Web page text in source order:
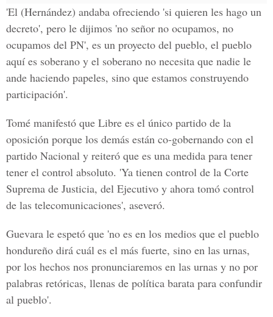
'El (Hernández) andaba ofreciendo 'si quieren les hago un
decreto', pero le dijimos 'no señor no ocupamos, no
ocupamos del PN', es un proyecto del pueblo, el pueblo
aquí es soberano y el soberano no necesita que nadie le
ande haciendo papeles, sino que estamos construyendo
participación'.
Tomé manifestó que Libre es el único partido de la
oposición porque los demás están co-gobernando con el
partido Nacional y reiteró que es una medida para tener
tener el control absoluto. 'Ya tienen control de la Corte
Suprema de Justicia, del Ejecutivo y ahora tomó control
de las telecomunicaciones', aseveró.
Guevara le espetó que 'no es en los medios que el pueblo
hondureño dirá cuál es el más fuerte, sino en las urnas,
por los hechos nos pronunciaremos en las urnas y no por
palabras retóricas, llenas de política barata para confundir
al pueblo'.